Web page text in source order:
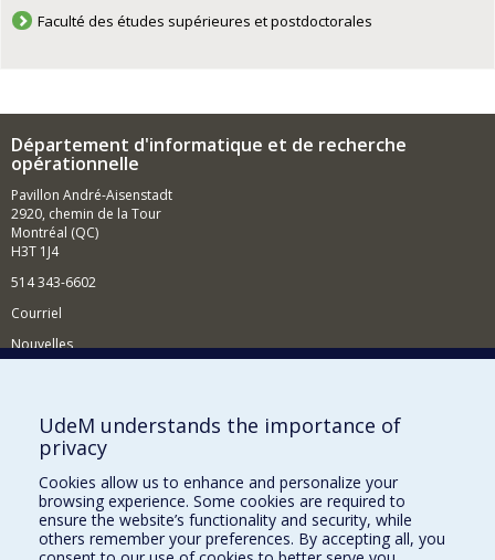
Faculté des études supérieures et postdoctorales
Département d'informatique et de recherche
opérationnelle
Pavillon André-Aisenstadt
2920, chemin de la Tour
Montréal (QC)
H3T 1J4
514 343-6602
Courriel
Nouvelles
Comment soutenir le Département?
BESOIN D'AIDE?
Plan du site
Signaler une erreur
Accessibilité
UdeM understands the importance of
privacy
Cookies allow us to enhance and personalize your
browsing experience. Some cookies are required to
ensure the website’s functionality and security, while
others remember your preferences. By accepting all, you